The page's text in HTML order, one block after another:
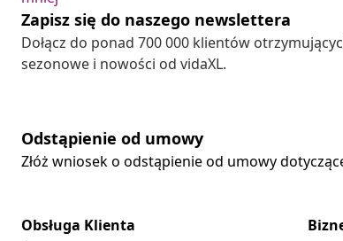
Zapisz się do naszego newslettera
Dołącz do ponad 700 000 klientów
sezonowe i nowości od vidaXL.
Odstąpienie od umowy
Złóż wniosek o odstąpienie od umowy
Obsługa Klienta